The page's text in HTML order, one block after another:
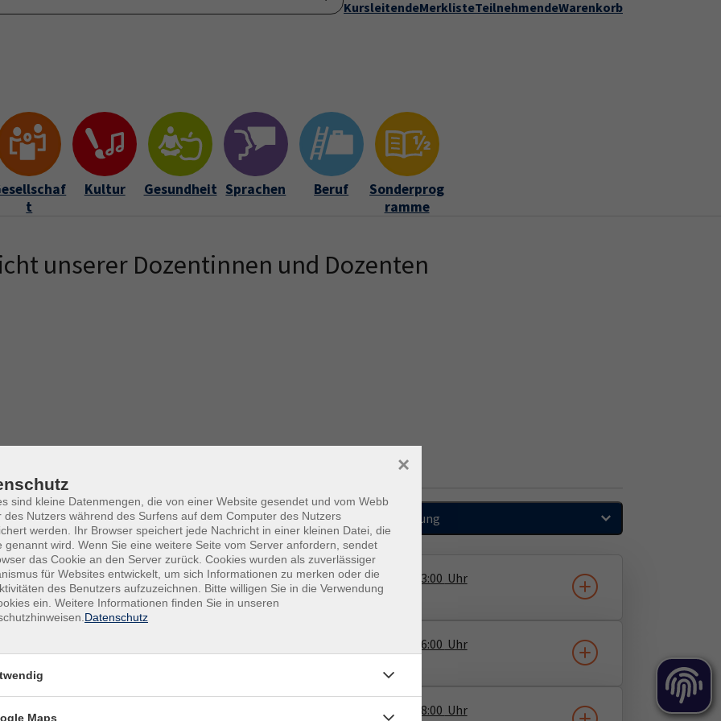
Startseite Anmeldung Über uns Aktuelles Kontakt Stadt Speyer zur DVV-Webseite
KursleitendeMerklisteTeilnehmendeWarenkorb
t
Kultur Gesundheit Sprachen Beruf
Sonderprog
ramme
unserer Dozentinnen und Dozenten
Sortierung
A1.1
Do .20.08.2026 13:00 Uhr
WBZ
A1.2
16:00 Uhr
18:00 Uhr
sind kleine Datenmengen, die von einer Website gesendet und vom Webb
des Nutzers während des Surfens auf dem Computer des Nutzers
werden. Ihr Browser speichert jede Nachricht in einer kleinen Datei, die
genannt wird. Wenn Sie eine weitere Seite vom Server anfordern, sendet
das Cookie an den Server zurück. Cookies wurden als zuverlässiger
für Websites entwickelt, um sich Informationen zu merken oder die
des Benutzers aufzuzeichnen. Bitte willigen Sie in die Verwendung
ein. Weitere Informationen finden Sie in unseren
Datenschutz
×
Maps